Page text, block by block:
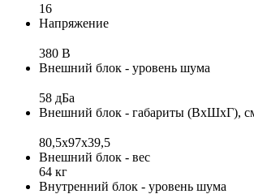
16
Напряжение
380 В
Внешний блок - уровень шума
58 дБа
Внешний блок - габариты (ВхШхГ),
80,5х97х39,5
Внешний блок - вес
64 кг
Внутренний блок - уровень шума